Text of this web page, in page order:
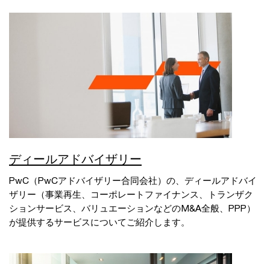
ディールアドバイザリー
PwC（PwCアドバイザリー合同会社）の、ディールアドバイ
ザリー（事業再生、コーポレートファイナンス、トランザク
ションサービス、バリュエーションなどのM&A全般、PPP）
が提供するサービスについてご紹介します。